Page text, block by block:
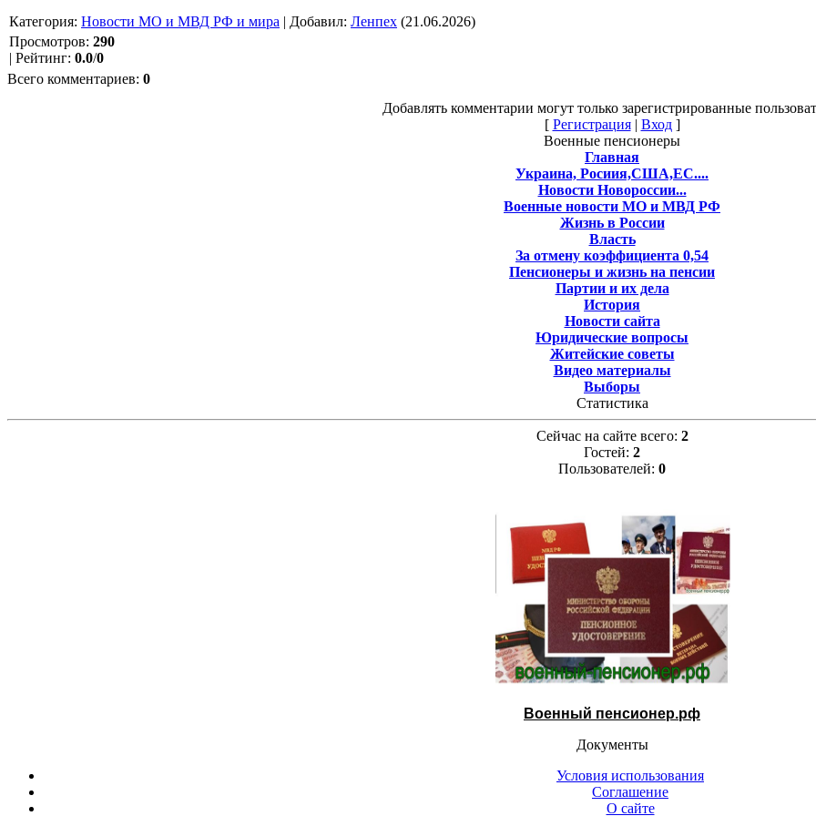
Категория: Новости МО и МВД РФ и мира | Добавил: Ленпех (21.06.2026)
Просмотров: 290
| Рейтинг: 0.0/0
Всего комментариев: 0
Добавлять комментарии могут только зарегистрированные
[ Регистрация| Вход]
Военные пенсионеры
Главная
Украина, Росиия,США,ЕС....
Новости Новороссии...
Военные новости МО и МВД РФ
Жизнь в России
Власть
За отмену коэффициента 0,54
Пенсионеры и жизнь на пенсии
Партии и их дела
История
Новости сайта
Юридические вопросы
Житейские советы
Видео материалы
Выборы
Статистика
Сейчас на сайте всего: 2
Гостей: 2
Пользователей: 0
Военный пенсионер.рф
Документы
Условия использования
Соглашение
О сайте